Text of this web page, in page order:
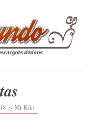
01/12/2018
byMr Kiki